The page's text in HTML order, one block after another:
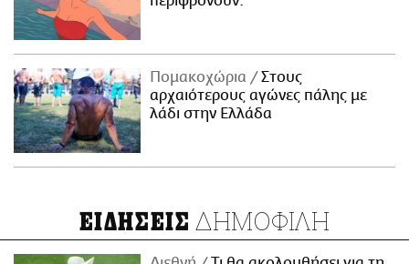
Πομακοχώρια
Στους
αρχαιότερους αγώνες πάλης με
λάδι στην Ελλάδα
ΕΙΔΗΣΕΙΣ ΔΗΜΟΦΙΛΗ